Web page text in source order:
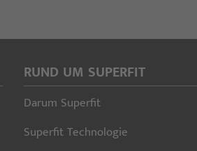
RUND UM SUPERFIT
Darum Superfit
Superfit Technologie